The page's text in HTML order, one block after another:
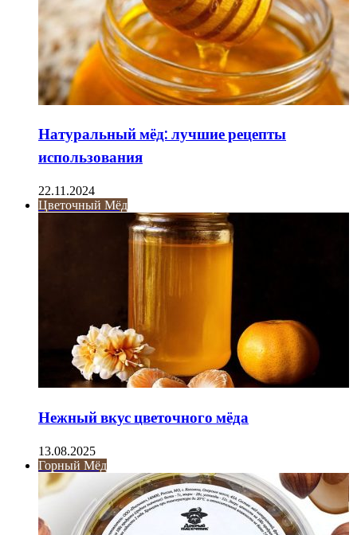
Натуральный мёд: лучшие рецепты
использования
22.11.2024
Цветочный Мёд
Нежный вкус цветочного мёда
13.08.2025
Горный Мёд